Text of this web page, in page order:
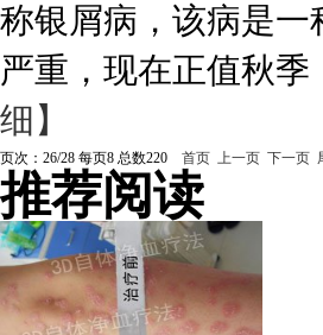
称银屑病，该病是
严重，现在正值秋
细】
页次：26/28 每页8 总数220 首页 上一页 下一页
推荐阅读